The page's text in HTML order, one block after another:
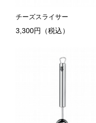
チーズスライサー
3,300円（税込）